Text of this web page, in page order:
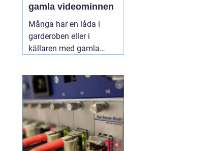
gamla videominnen
Många har en låda i
garderoben eller i
källaren med gamla
första steg,
skolavslutningar och
födelsedagar. Spelaren
fungerar kanske inte
längre, och varje år som
går riskerar banden att
bli sämre. Genom att